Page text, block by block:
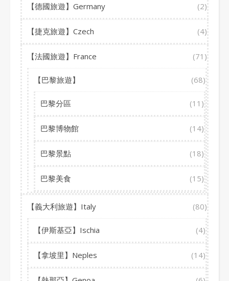
【德國旅遊】Germany (2)
【捷克旅遊】Czech (4)
【法國旅遊】France (71)
【巴黎旅遊】 (68)
巴黎分區 (11)
巴黎博物館 (14)
巴黎景點 (18)
巴黎美食 (15)
【義大利旅遊】Italy (80)
【伊斯基亞】Ischia (4)
【拿坡里】Neples (14)